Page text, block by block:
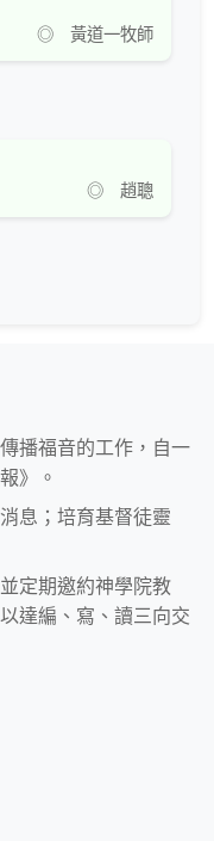
◎ 黃道一牧師
◎ 趙聰
播福音的工作，自一
》。
息；培育基督徒靈
定期邀約神學院教
達編、寫、讀三向交